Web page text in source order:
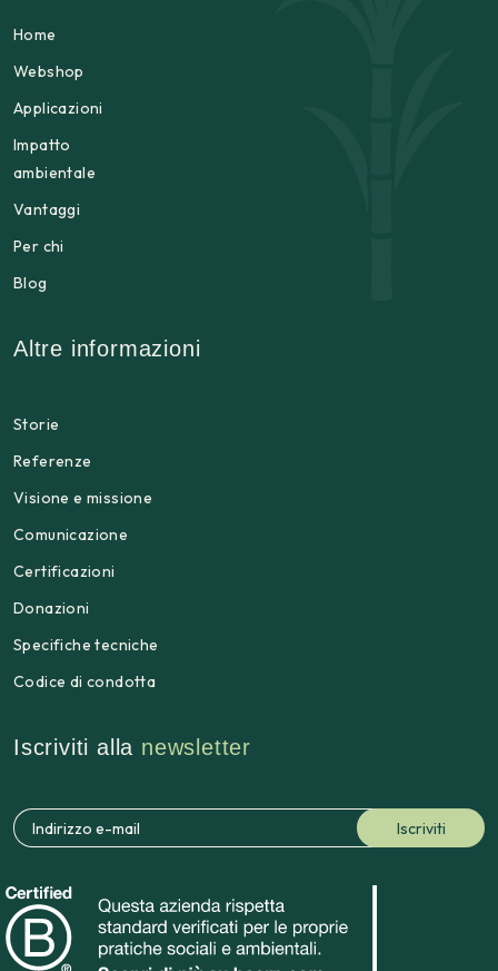
Home
Webshop
Applicazioni
Impatto
ambientale
Vantaggi
Per chi
Blog
Altre informazioni
Storie
Referenze
Visione e missione
Comunicazione
Certificazioni
Donazioni
Specifiche tecniche
Codice di condotta
Iscriviti alla newsletter